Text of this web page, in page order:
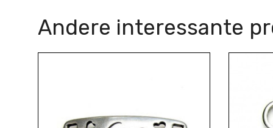
Andere interessante